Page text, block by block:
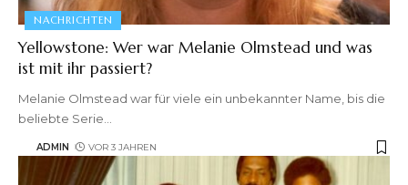
NACHRICHTEN
Yellowstone: Wer war Melanie Olmstead und was
ist mit ihr passiert?
Melanie Olmstead war für viele ein unbekannter Name, bis die
beliebte Serie
ADMIN VOR 3 JAHREN